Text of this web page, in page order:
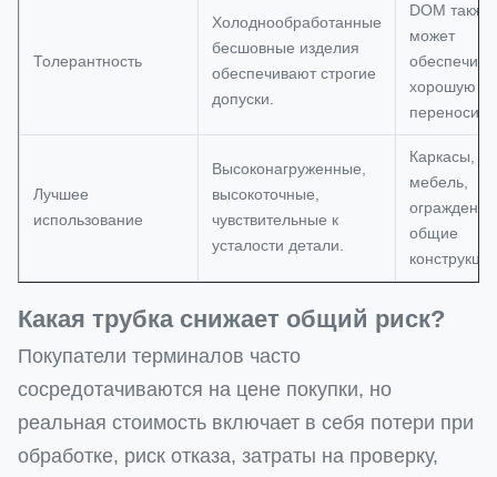
Толерантность
Холоднообработанные
бесшовные изделия
обеспечивают строгие
допуски.
DOM также
может
обеспечить
хорошую
Лучшее
использование
Высоконагруженные,
высокоточные,
чувствительные к
усталости детали.
Каркасы,
мебель,
общие
конструкции
Какая трубка снижает общий риск?
Покупатели терминалов часто
сосредотачиваются на цене покупки, но
реальная стоимость включает в себя потери при
обработке, риск отказа, затраты на проверку,